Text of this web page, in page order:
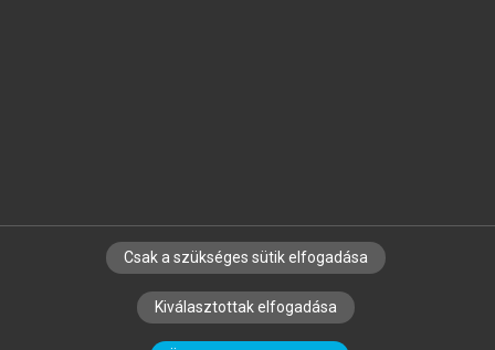
SZERZŐKNEK CÉGEKNEK KÖNYVTÁROSOKNAK
SZERKESZTÉSI ÉS LEKTORÁLÁSI ALAPELVEK
Csak a szükséges sütik elfogadása
Kiválasztottak elfogadása